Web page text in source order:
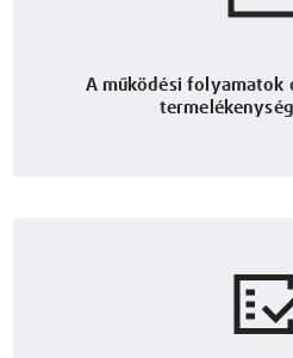
A működési folyamatok